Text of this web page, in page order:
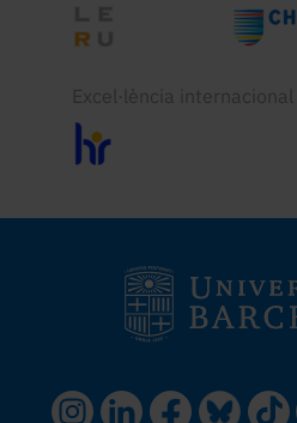
Excel·lència internacional